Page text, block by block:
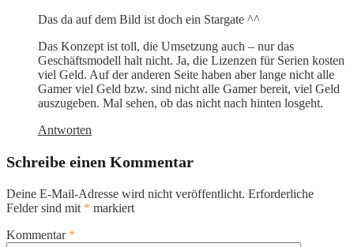
Das da auf dem Bild ist doch ein Stargate ^^
Das Konzept ist toll, die Umsetzung auch – nur das
Geschäftsmodell halt nicht. Ja, die Lizenzen für Serien kosten
viel Geld. Auf der anderen Seite haben aber lange nicht alle
Gamer viel Geld bzw. sind nicht alle Gamer bereit, viel Geld
auszugeben. Mal sehen, ob das nicht nach hinten losgeht.
Antworten
Schreibe einen Kommentar
Deine E-Mail-Adresse wird nicht veröffentlicht. Erforderliche
Felder sind mit * markiert
Kommentar *